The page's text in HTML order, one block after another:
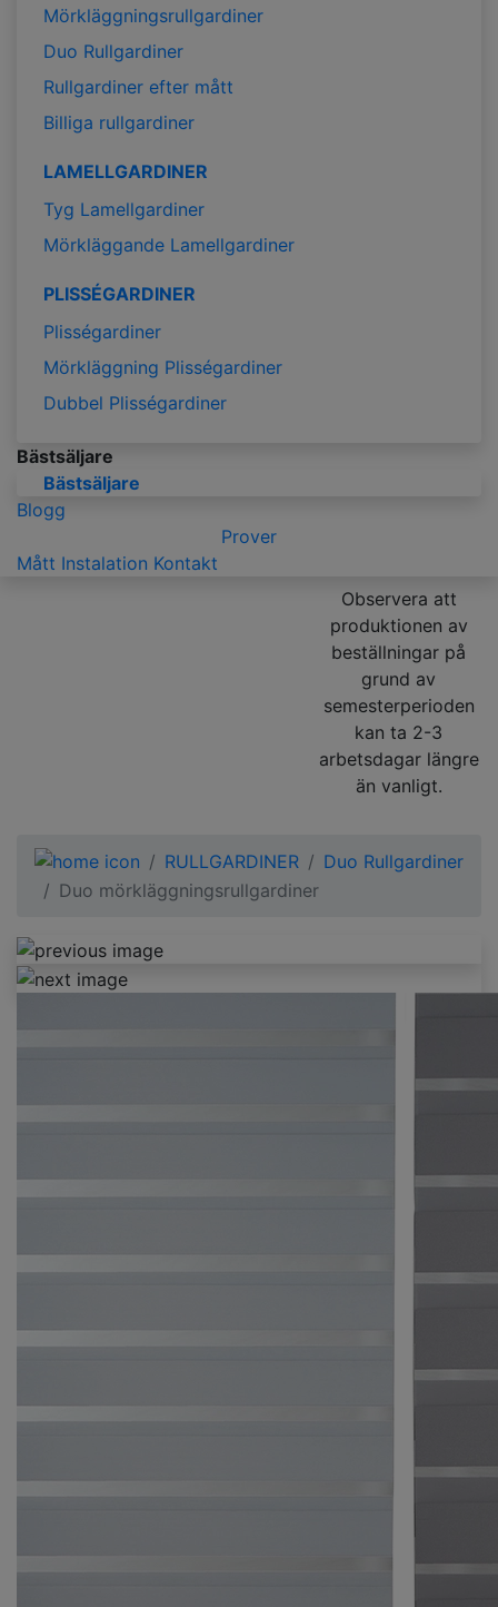
Mörkläggningsrullgardiner
Duo Rullgardiner
Rullgardiner efter mått
Billiga rullgardiner
LAMELLGARDINER
Tyg Lamellgardiner
Mörkläggande Lamellgardiner
PLISSÉGARDINER
Plisségardiner
Mörkläggning Plisségardiner
Dubbel Plisségardiner
Bästsäljare
Bästsäljare
Blogg
Prover
Mått Instalation Kontakt
Observera att
produktionen av
beställningar på
grund av
semesterperioden
kan ta 2-3
arbetsdagar längre
än vanligt.
RULLGARDINER
Duo Rullgardiner
Duo mörkläggningsrullgardiner